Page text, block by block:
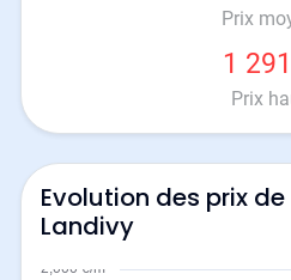
Prix
1
Prix
Evolution des prix
Landivy